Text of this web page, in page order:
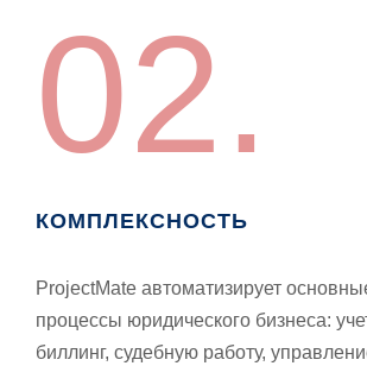
02.
КОМПЛЕКСНОСТЬ
ProjectMate автоматизирует
процессы юридического бизнеса:
биллинг, судебную работу,